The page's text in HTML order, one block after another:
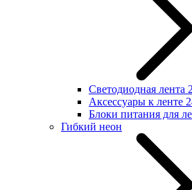
Светодиодная лента
Аксессуары к ленте
Блоки питания для
Гибкий неон